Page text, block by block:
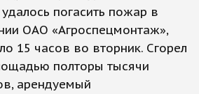
погасить пожар в
ОАО «Агроспецмонтаж»,
15 часов во вторник. Сгорел
полторы тысячи
арендуемый